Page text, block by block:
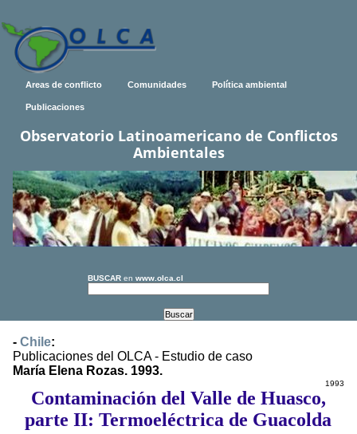
Areas de conflicto Comunidades Política ambiental
Publicaciones
Observatorio Latinoamericano de Conflictos
Ambientales
BUSCAR en www.olca.cl
- Chile:
Publicaciones del OLCA - Estudio de caso
María Elena Rozas. 1993.
1993
Contaminación del Valle de Huasco,
parte II: Termoeléctrica de Guacolda